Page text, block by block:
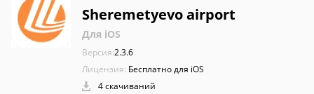
Sheremetyevo airport
Для iOS
Версия:2.3.6
Лицензия: Бесплатно для iOS
4 скачиваний